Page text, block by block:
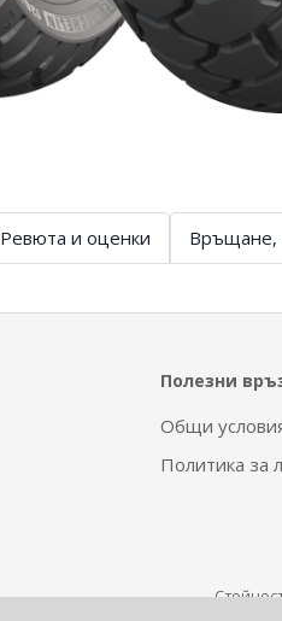
Ревюта и оценки Връщане,
Полезни
Общи
Политика за